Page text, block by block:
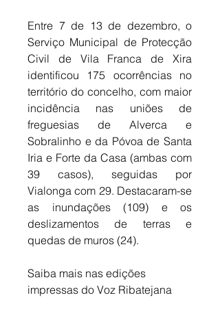
Entre 7 de 13 de dezembro, o
Serviço Municipal de Protecção
Civil de Vila Franca de Xira
identificou 175 ocorrências no
território do concelho, com maior
incidência nas uniões de
freguesias de Alverca e
Sobralinho e da Póvoa de Santa
Iria e Forte da Casa (ambas com
39 casos), seguidas por
Vialonga com 29. Destacaram-se
as inundações (109) e os
deslizamentos de terras e
quedas de muros (24).
Saiba mais nas edições
impressas do Voz Ribatejana